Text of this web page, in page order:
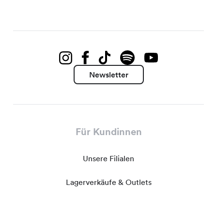
Newsletter
Für Kundinnen
Unsere Filialen
Lagerverkäufe & Outlets